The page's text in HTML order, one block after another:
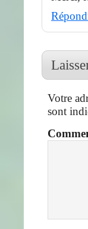
Votre
sont